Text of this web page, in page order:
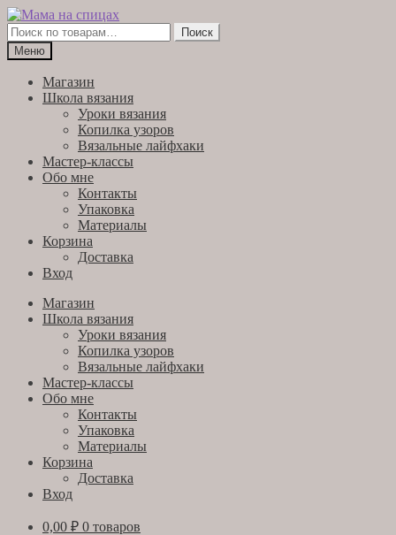
Перейти
к
навигации
Перейти
к
содержимому
Искать:
Поиск
Меню
Магазин
Школа вязания
Уроки вязания
Копилка узоров
Вязальные лайфхаки
Мастер-классы
Обо мне
Контакты
Упаковка
Материалы
Корзина
Доставка
Вход
Магазин
Школа вязания
Уроки вязания
Копилка узоров
Вязальные лайфхаки
Мастер-классы
Обо мне
Контакты
Упаковка
Материалы
Корзина
Доставка
Вход
0,00 ₽ 0 товаров